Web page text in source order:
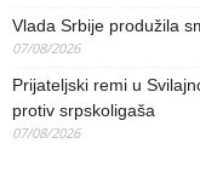
Vlada Srbije produžila
07/08/2026
Prijateljski remi u
protiv srpskoligaša
07/08/2026